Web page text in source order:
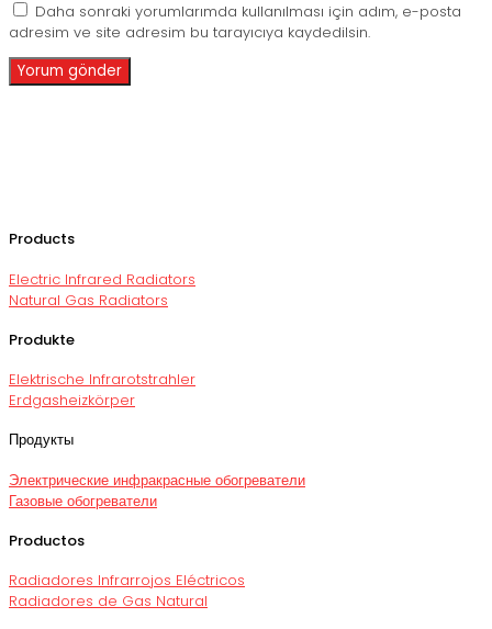
Daha sonraki yorumlarımda kullanılması için adım, e-posta
adresim ve site adresim bu tarayıcıya kaydedilsin.
Products
Electric Infrared Radiators
Natural Gas Radiators
Produkte
Elektrische Infrarotstrahler
Erdgasheizkörper
Продукты
Электрические инфракрасные обогреватели
Газовые обогреватели
Productos
Radiadores Infrarrojos Eléctricos
Radiadores de Gas Natural